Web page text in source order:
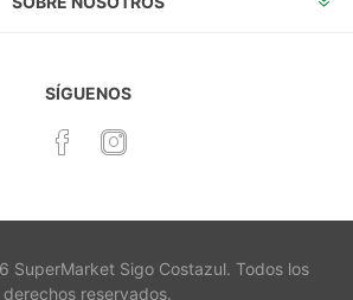
SÍGUENOS
SuperMarket Sigo Costazul. Todos los
derechos reservados.